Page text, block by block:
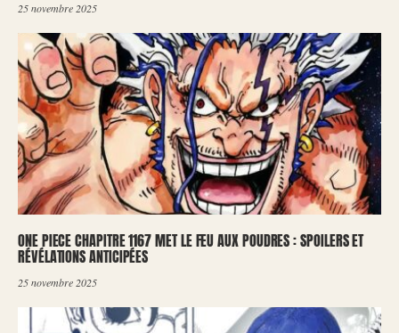
25 novembre 2025
ONE PIECE CHAPITRE 1167 MET LE FEU AUX POUDRES : SPOILERS ET
RÉVÉLATIONS ANTICIPÉES
25 novembre 2025